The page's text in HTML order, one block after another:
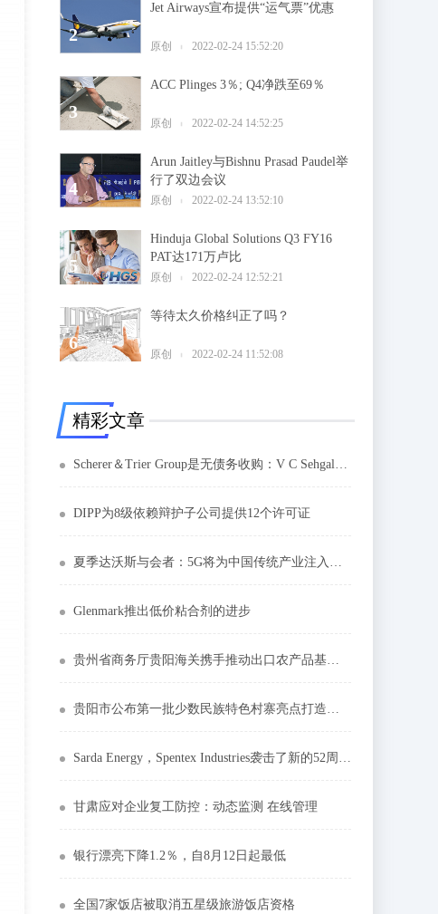
Jet Airways宣布提供“运气票”优惠
原创 2022-02-24 15:52:20
2
ACC Plinges 3％; Q4净跌至69％
原创 2022-02-24 14:52:25
3
Arun Jaitley与Bishnu Prasad Paudel举
行了双边会议
原创 2022-02-24 13:52:10
4
Hinduja Global Solutions Q3 FY16
PAT达171万卢比
原创 2022-02-24 12:52:21
5
等待太久价格纠正了吗？
原创 2022-02-24 11:52:08
6
精彩文章
Scherer＆Trier Group是无债务收购：V C Sehgal，Motheron Sumi董事长
DIPP为8级依赖辩护子公司提供12个许可证
夏季达沃斯与会者：5G将为中国传统产业注入新动能
Glenmark推出低价粘合剂的进步
贵州省商务厅贵阳海关携手推动出口农产品基地备案登记工作
贵阳市公布第一批少数民族特色村寨亮点打造提升名单
Sarda Energy，Spentex Industries袭击了新的52周低点
甘肃应对企业复工防控：动态监测 在线管理
银行漂亮下降1.2％，自8月12日起最低
全国7家饭店被取消五星级旅游饭店资格